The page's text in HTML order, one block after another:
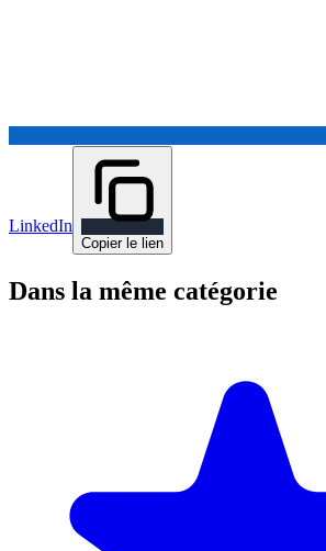
LinkedIn
Copier le lien
Dans la même catégorie